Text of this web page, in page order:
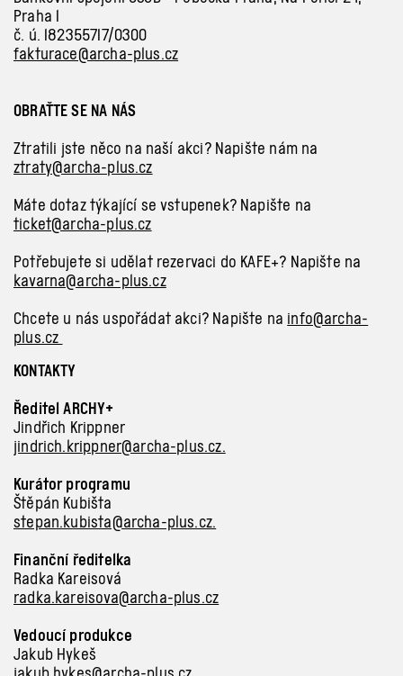
Praha 1
č. ú. 182355717/0300
fakturace@archa-plus.cz
OBRAŤTE SE NA NÁS
Ztratili jste něco na naší akci? Napište nám na
ztraty@archa-plus.cz
Máte dotaz týkající se vstupenek? Napište na
ticket@archa-plus.cz
Potřebujete si udělat rezervaci do KAFE+? Napište na
kavarna@archa-plus.cz
Chcete u nás uspořádat akci? Napište na info@archa-
plus.cz
KONTAKTY
Ředitel ARCHY+
Jindřich Krippner
jindrich.krippner@archa-plus.cz.
Kurátor programu
Štěpán Kubišta
stepan.kubista@archa-plus.cz.
Finanční ředitelka
Radka Kareisová
radka.kareisova@archa-plus.cz
Vedoucí produkce
Jakub Hykeš